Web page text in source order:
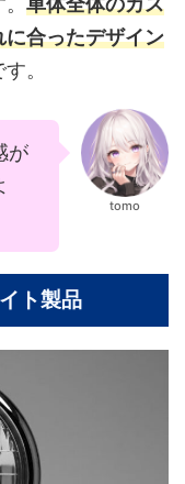
合ったデザイン
。
が
tomo
ト製品